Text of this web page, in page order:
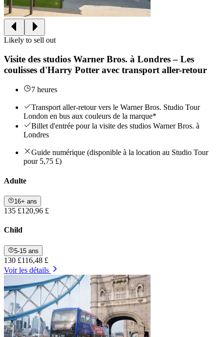
Likely to sell out
Visite des studios Warner Bros. à Londres – Les
coulisses d'Harry Potter avec transport aller-retour
7 heures
Transport aller-retour vers le Warner Bros. Studio Tour
London en bus aux couleurs de la marque*
Billet d'entrée pour la visite des studios Warner Bros. à
Londres
Guide numérique (disponible à la location au Studio Tour
pour 5,75 £)
Adulte
16+ ans
135 £120,96 £
Child
5-15 ans
130 £116,48 £
Voir les détails